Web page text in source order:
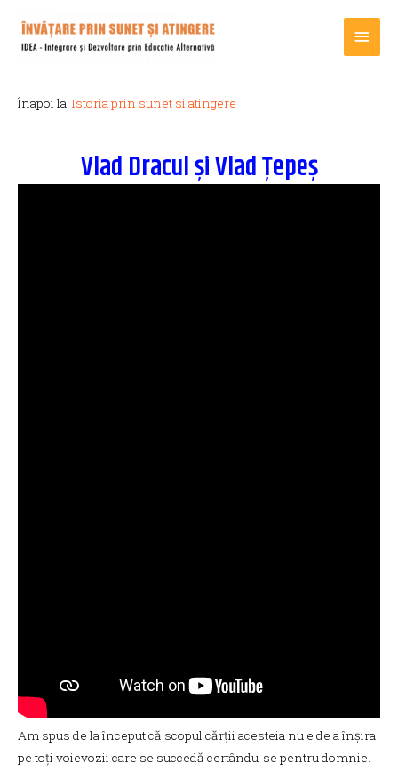
Main
Înapoi la: Istoria prin sunet si atingere
Vlad Dracul și Vlad Țepeș
Am spus de la început că scopul cărții acesteia nu e de a înșira
pe toți voievozii care se succedă certându-se pentru domnie.